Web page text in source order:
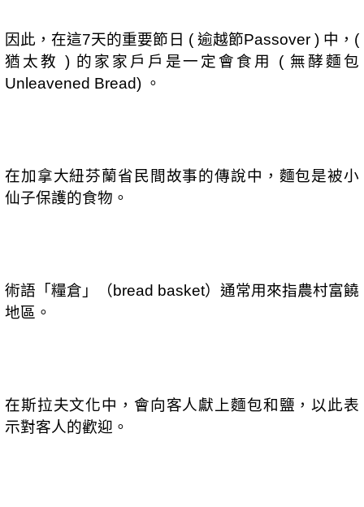
因此，在這7天的重要節日 ( 逾越節Passover ) 中， (
猶太教 ) 的家家戶戶是一定會食用 ( 無酵麵包
Unleavened Bread) 。
在加拿大紐芬蘭省民間故事的傳說中，麵包是被小
仙子保護的食物。
術語「糧倉」（bread basket）通常用來指農村富饒
地區。
在斯拉夫文化中，會向客人獻上麵包和鹽，以此表
示對客人的歡迎。